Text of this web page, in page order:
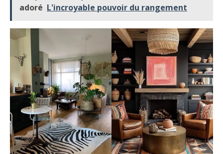
adoré L'incroyable pouvoir du rangement